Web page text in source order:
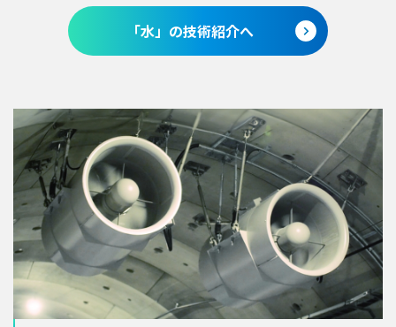
「水」の技術紹介へ